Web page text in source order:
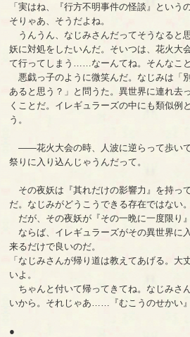
「実はね、『行方不明事件の怪談』という
そりゃあ、そうだよね。
うんうん、なじみさんだってそうなると
妖に対処をしたいんだ。そいつは、花火大
て行ってしまう……なーんてね。そんなこと
悪戯っ子のように微笑んだ。なじみは「
あると思う？」と問うた。異世界に連れ去
くことだ。イレギュラーズの中にも類似例
う。
――花火大会の時、人波に逆らって歩い
祭りに入り込んじゃうんだって。
その夜妖は『其れだけの影響力』を持っ
だ。なじみがどうこうできる存在ではない。
だが、その夜妖が『その一晩に一度限り
ならば、イレギュラーズがその異世界に
来るだけで良いのだ。
「なじみさんが帰り道は教えてあげる。大
いよ。
ちゃんと付いて帰ってきてね。なじみさ
いから。それじゃあ……『むこうのせかい』
●